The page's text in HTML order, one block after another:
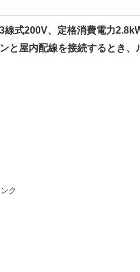
線式200V、定格消費電力
と屋内配線を接続するとき
ク